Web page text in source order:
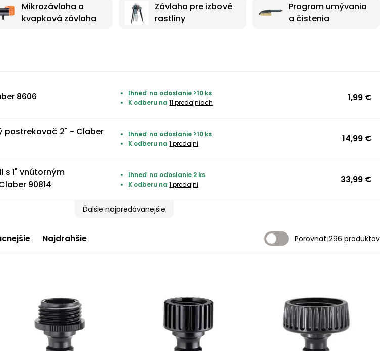
Mikrozávlaha a
kvapková závlaha
Závlaha pre izbové
rastliny
Program umývania
a čistenia
8606
Ihneď na odoslanie >10 ks
K odberu na11 predajniach 1,99 €
postrekovač 2" - Claber
Ihneď na odoslanie >10 ks
K odberu na1 predajni 14,99 €
s 1" vnútorným
90814
Ihneď na odoslanie 2 ks
K odberu na1 predajni 33,99 €
Ďalšie najpredávanejšie
Najdrahšie Porovnať|296 produktov